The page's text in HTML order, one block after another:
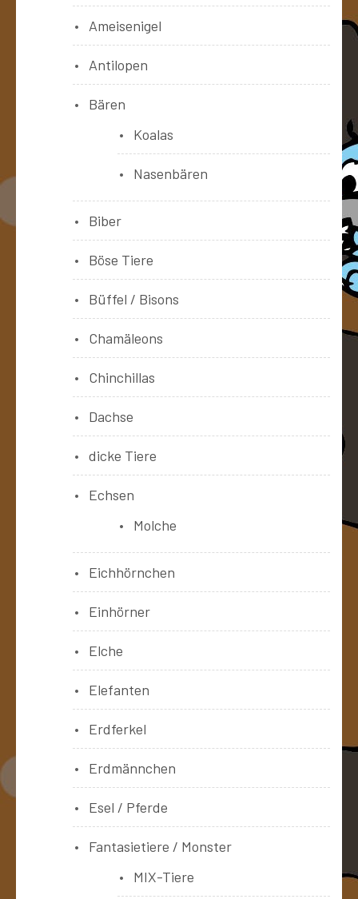
Ameisenigel
Antilopen
Bären
Koalas
Nasenbären
Biber
Böse Tiere
Büffel / Bisons
Chamäleons
Chinchillas
Dachse
dicke Tiere
Echsen
Molche
Eichhörnchen
Einhörner
Elche
Elefanten
Erdferkel
Erdmännchen
Esel / Pferde
Fantasietiere / Monster
MIX-Tiere